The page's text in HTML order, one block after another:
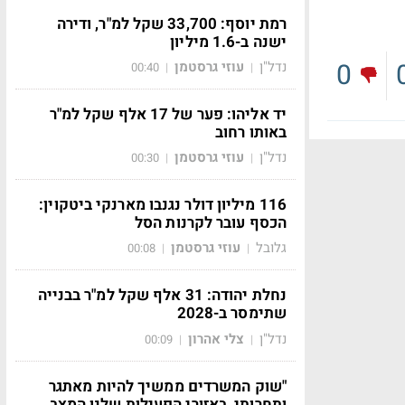
0
רמת יוסף: 33,700 שקל למ"ר, ודירה
ישנה ב-1.6 מיליון
נדל"ן | עוזי גרסטמן |
00:40
יד אליהו: פער של 17 אלף שקל למ"ר
באותו רחוב
נדל"ן | עוזי גרסטמן |
00:30
116 מיליון דולר נגנבו מארנקי ביטקוין:
הכסף עובר לקרנות הסל
גלובל | עוזי גרסטמן |
00:08
נחלת יהודה: 31 אלף שקל למ"ר בבנייה
שתימסר ב-2028
נדל"ן | צלי אהרון |
00:09
"שוק המשרדים ממשיך להיות מאתגר